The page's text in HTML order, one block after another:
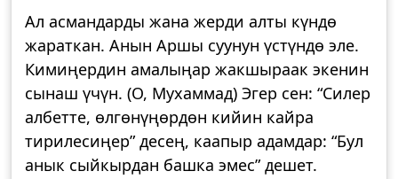
Ал асмандарды жана жерди алты күндө
жараткан. Анын Аршы суунун үстүндө эле.
Кимиңердин амалыңар жакшыраак экенин
сынаш үчүн. (О, Мухаммад) Эгер сен: “Силер
албетте, өлгөнүңөрдөн кийин кайра
тирилесиңер” десең, каапыр адамдар: “Бул
анык сыйкырдан башка эмес” дешет.